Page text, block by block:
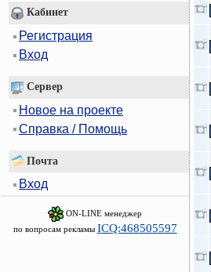
Кабинет
Регистрация
Вход
Сервер
Новое на проекте
Справка / Помощь
Почта
Вход
ON-LINE менеджер
по вопросам рекламы ICQ:468505597